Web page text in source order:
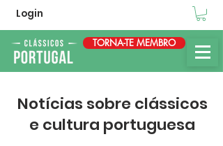
Login
TORNA-TE MEMBRO
Notícias sobre clássicos
e cultura portuguesa